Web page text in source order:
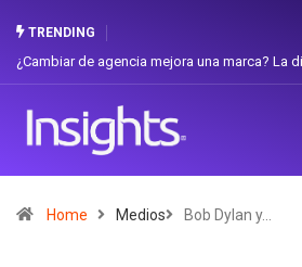
TRENDING
de agencia mejora una marca? La
Home Medios Bob Dylan y…